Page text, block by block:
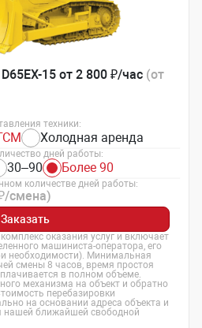
15 от 2 800 ₽/час (от
техники:
Холодная аренда
дней работы:
30–90 Более 90
количестве дней работы:
смена)
Заказать
оказания услуг и включает
машиниста-оператора, его
необходимости). Минимальная
смены 8 часов, время простоя
в полном объеме.
механизма на объект и обратно
перебазировки
на основании адреса объекта и
нашей ближайшей свободной